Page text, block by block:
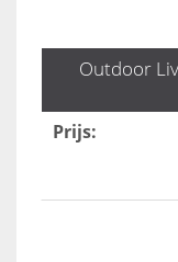
Outdoor
Prijs: